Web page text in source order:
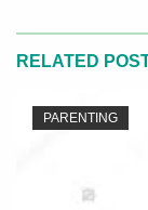
RELATED
PARENTING